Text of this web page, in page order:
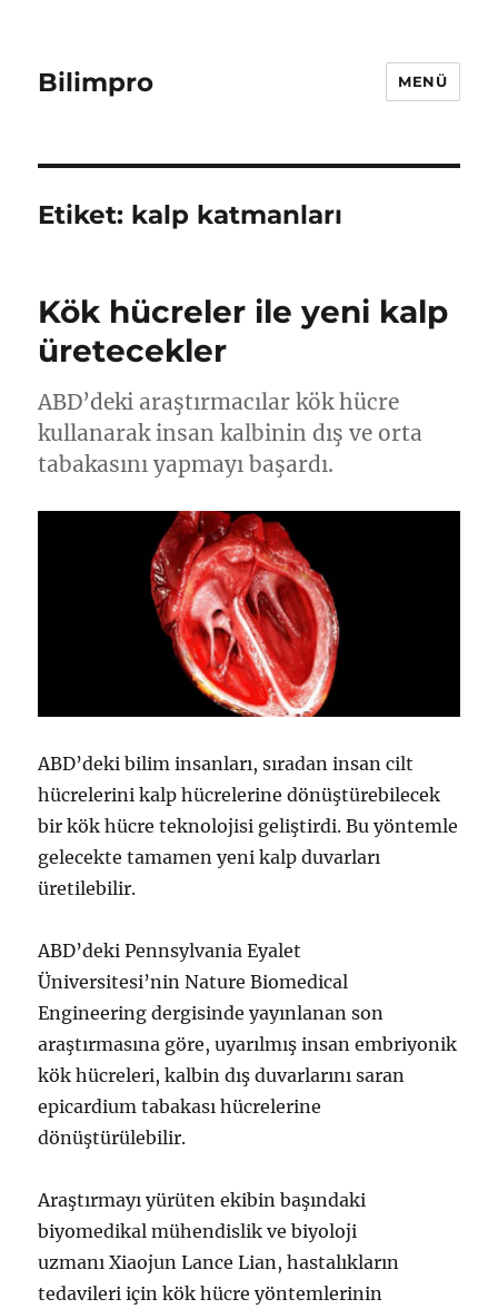
Bilimpro MENÜ
Etiket: kalp katmanları
Kök hücreler ile yeni kalp
üretecekler
ABD’deki araştırmacılar kök hücre
kullanarak insan kalbinin dış ve orta
tabakasını yapmayı başardı.
ABD’deki bilim insanları, sıradan insan cilt
hücrelerini kalp hücrelerine dönüştürebilecek
bir kök hücre teknolojisi geliştirdi. Bu yöntemle
gelecekte tamamen yeni kalp duvarları
üretilebilir.
ABD’deki Pennsylvania Eyalet
Üniversitesi’nin Nature Biomedical
Engineering dergisinde yayınlanan son
araştırmasına göre, uyarılmış insan embriyonik
kök hücreleri, kalbin dış duvarlarını saran
epicardium tabakası hücrelerine
dönüştürülebilir.
Araştırmayı yürüten ekibin başındaki
biyomedikal mühendislik ve biyoloji
uzmanı Xiaojun Lance Lian, hastalıkların
tedavileri için kök hücre yöntemlerinin